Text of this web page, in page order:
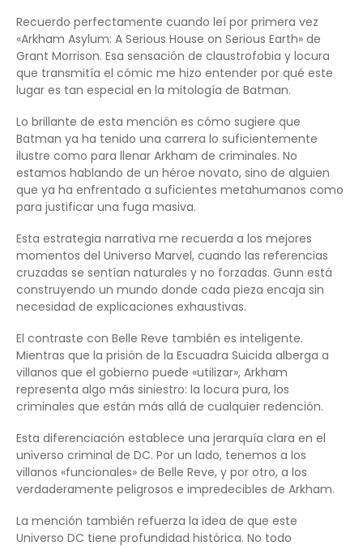
Recuerdo perfectamente cuando leí por primera vez
«Arkham Asylum: A Serious House on Serious Earth» de
Grant Morrison. Esa sensación de claustrofobia y locura
que transmitía el cómic me hizo entender por qué este
lugar es tan especial en la mitología de Batman.
Lo brillante de esta mención es cómo sugiere que
Batman ya ha tenido una carrera lo suficientemente
ilustre como para llenar Arkham de criminales. No
estamos hablando de un héroe novato, sino de alguien
que ya ha enfrentado a suficientes metahumanos como
para justificar una fuga masiva.
Esta estrategia narrativa me recuerda a los mejores
momentos del Universo Marvel, cuando las referencias
cruzadas se sentían naturales y no forzadas. Gunn está
construyendo un mundo donde cada pieza encaja sin
necesidad de explicaciones exhaustivas.
El contraste con Belle Reve también es inteligente.
Mientras que la prisión de la Escuadra Suicida alberga a
villanos que el gobierno puede «utilizar», Arkham
representa algo más siniestro: la locura pura, los
criminales que están más allá de cualquier redención.
Esta diferenciación establece una jerarquía clara en el
universo criminal de DC. Por un lado, tenemos a los
villanos «funcionales» de Belle Reve, y por otro, a los
verdaderamente peligrosos e impredecibles de Arkham.
La mención también refuerza la idea de que este
Universo DC tiene profundidad histórica. No todo